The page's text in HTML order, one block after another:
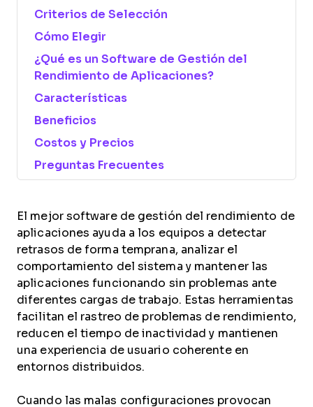
Criterios de Selección
Cómo Elegir
¿Qué es un Software de Gestión del
Rendimiento de Aplicaciones?
Características
Beneficios
Costos y Precios
Preguntas Frecuentes
El mejor software de gestión del rendimiento de
aplicaciones ayuda a los equipos a detectar
retrasos de forma temprana, analizar el
comportamiento del sistema y mantener las
aplicaciones funcionando sin problemas ante
diferentes cargas de trabajo. Estas herramientas
facilitan el rastreo de problemas de rendimiento,
reducen el tiempo de inactividad y mantienen
una experiencia de usuario coherente en
entornos distribuidos.
Cuando las malas configuraciones provocan